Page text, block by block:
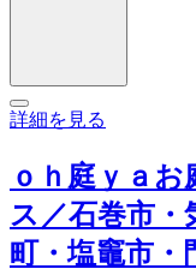
詳細を見る
ｏｈ庭ｙａ
ス／石巻市・
町・塩竈市・